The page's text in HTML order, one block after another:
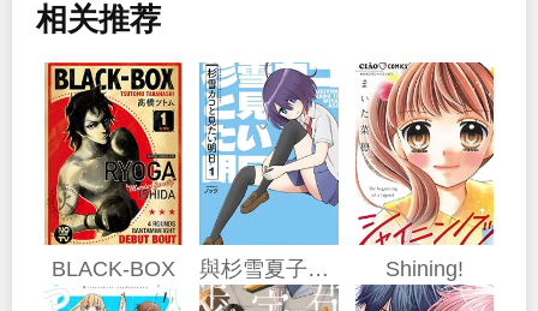
相关推荐
BLACK-BOX 與杉雪夏子的明天 Shining!